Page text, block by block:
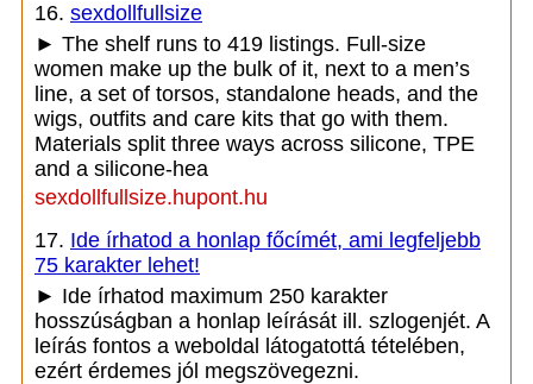
16. sexdollfullsize
► The shelf runs to 419 listings. Full-size
women make up the bulk of it, next to a men’s
line, a set of torsos, standalone heads, and the
wigs, outfits and care kits that go with them.
Materials split three ways across silicone, TPE
and a silicone-hea
sexdollfullsize.hupont.hu
17. Ide írhatod a honlap főcímét, ami legfeljebb
75 karakter lehet!
► Ide írhatod maximum 250 karakter
hosszúságban a honlap leírását ill. szlogenjét. A
leírás fontos a weboldal látogatottá tételében,
ezért érdemes jól megszövegezni.